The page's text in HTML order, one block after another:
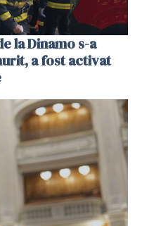
la Dinamo s-a
a fost activat